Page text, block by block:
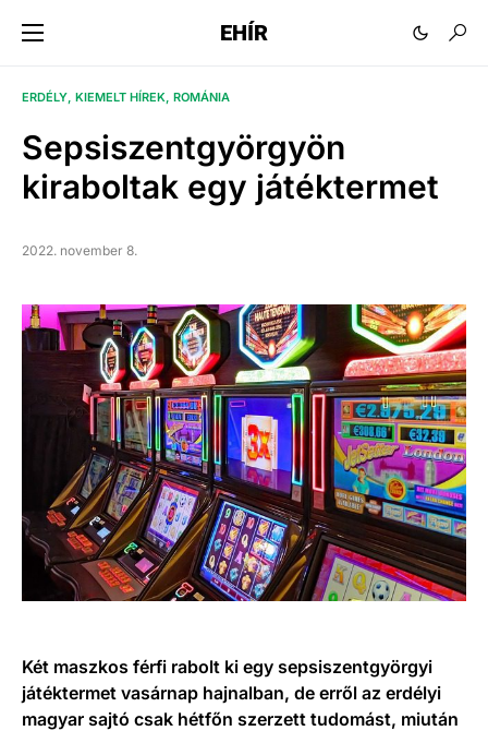
EHÍR
ERDÉLY KIEMELT HÍREK ROMÁNIA
Sepsiszentgyörgyön
kiraboltak egy játéktermet
2022. november 8.
Két maszkos férfi rabolt ki egy sepsiszentgyörgyi
játéktermet vasárnap hajnalban, de erről az erdélyi
magyar sajtó csak hétfőn szerzett tudomást, miután